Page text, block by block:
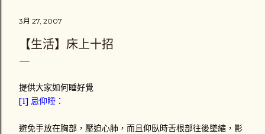
3月 27, 2007
【生活】床上十招
提供大家如何睡好覺
[1] 忌仰睡：
避免手放在胸部，壓迫心肺，而且仰臥時舌根部往後墜縮，影